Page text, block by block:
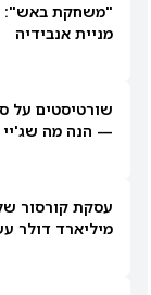
"משחקת באש":
מניית אנבידיה
שורטיסטים על
— הנה מה שג'יי
מיליארד דולר